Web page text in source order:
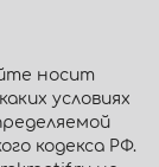
носит
условиях
кодекса РФ.